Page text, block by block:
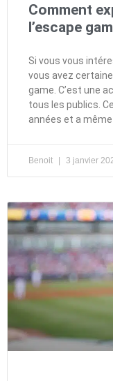
Comment
l’escape
Si vous vous
vous avez
game. C’est une
tous les publics.
années et a
Benoit 3 janvier